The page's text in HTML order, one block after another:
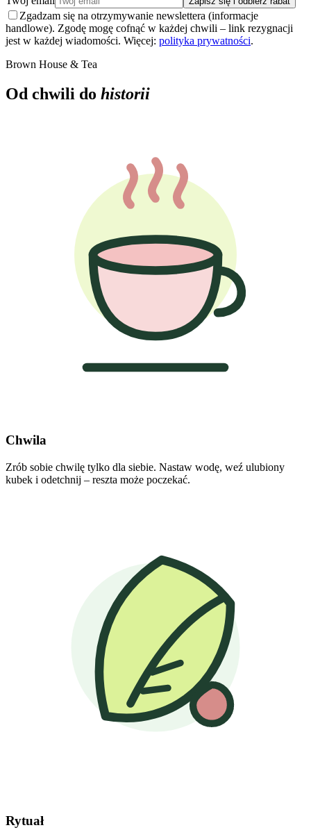
Zgadzam się na otrzymywanie newslettera (informacje
handlowe). Zgodę mogę cofnąć w każdej chwili – link rezygnacji
jest w każdej wiadomości. Więcej: polityka prywatności.
Brown House & Tea
Od chwili do historii
Chwila
Zrób sobie chwilę tylko dla siebie. Nastaw wodę, weź ulubiony
kubek i odetchnij – reszta może poczekać.
Rytuał